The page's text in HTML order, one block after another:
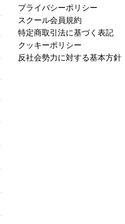
プライバシーポリシー
スクール会員規約
特定商取引法に基づく表記
クッキーポリシー
反社会勢力に対する基本方針